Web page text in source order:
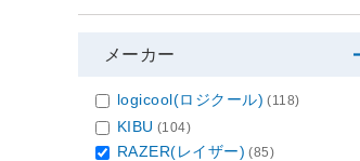
メーカー
logicool(ロジクール) (118)
KIBU (104)
RAZER(レイザー) (85)